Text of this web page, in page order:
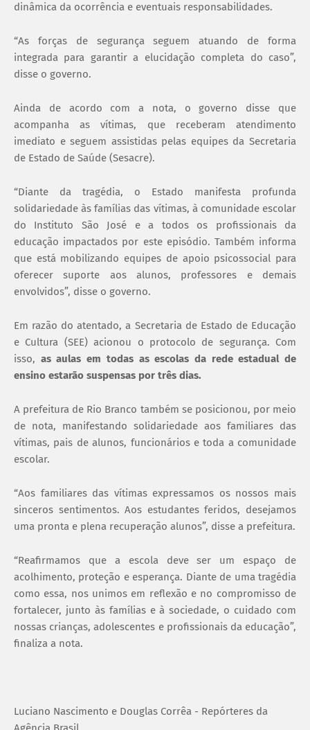
dinâmica da ocorrência e eventuais responsabilidades.
“As forças de segurança seguem atuando de forma
integrada para garantir a elucidação completa do caso”,
disse o governo.
Ainda de acordo com a nota, o governo disse que
acompanha as vítimas, que receberam atendimento
imediato e seguem assistidas pelas equipes da Secretaria
de Estado de Saúde (Sesacre).
“Diante da tragédia, o Estado manifesta profunda
solidariedade às famílias das vítimas, à comunidade escolar
do Instituto São José e a todos os profissionais da
educação impactados por este episódio. Também informa
que está mobilizando equipes de apoio psicossocial para
oferecer suporte aos alunos, professores e demais
envolvidos”, disse o governo.
Em razão do atentado, a Secretaria de Estado de Educação
e Cultura (SEE) acionou o protocolo de segurança. Com
isso, as aulas em todas as escolas da rede estadual de
ensino estarão suspensas por três dias.
A prefeitura de Rio Branco também se posicionou, por meio
de nota, manifestando solidariedade aos familiares das
vítimas, pais de alunos, funcionários e toda a comunidade
escolar.
“Aos familiares das vítimas expressamos os nossos mais
sinceros sentimentos. Aos estudantes feridos, desejamos
uma pronta e plena recuperação alunos”, disse a prefeitura.
“Reafirmamos que a escola deve ser um espaço de
acolhimento, proteção e esperança. Diante de uma tragédia
como essa, nos unimos em reflexão e no compromisso de
fortalecer, junto às famílias e à sociedade, o cuidado com
nossas crianças, adolescentes e profissionais da educação”,
finaliza a nota.
Luciano Nascimento e Douglas Corrêa - Repórteres da